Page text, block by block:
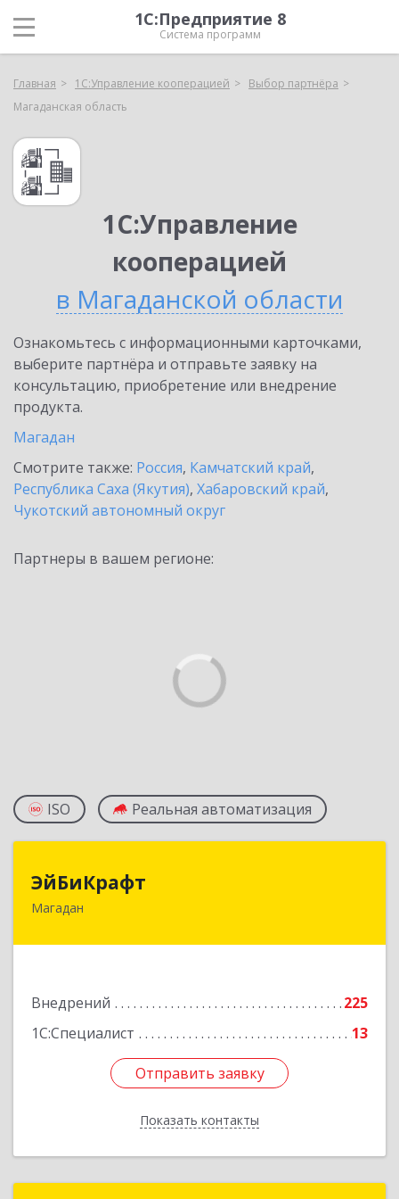
1С:Предприятие 8
Система программ
Главная 1С:Управление кооперацией
Выбор партнёра
Магаданская область
1С:Управление
кооперацией
в Магаданской области
Ознакомьтесь с информационными карточками,
выберите партнёра и отправьте заявку на
консультацию, приобретение или внедрение
продукта.
Магадан
Смотрите также: Россия, Камчатский край,
Республика Саха (Якутия), Хабаровский край,
Чукотский автономный округ
Партнеры в вашем регионе:
ISO Реальная автоматизация
ЭйБиКрафт
Магадан
Внедрений
225
1С:Специалист
13
Отправить заявку
Показать контакты
685000, Магаданская обл, Магадан г, Полярная
Отправить заявку
Назад